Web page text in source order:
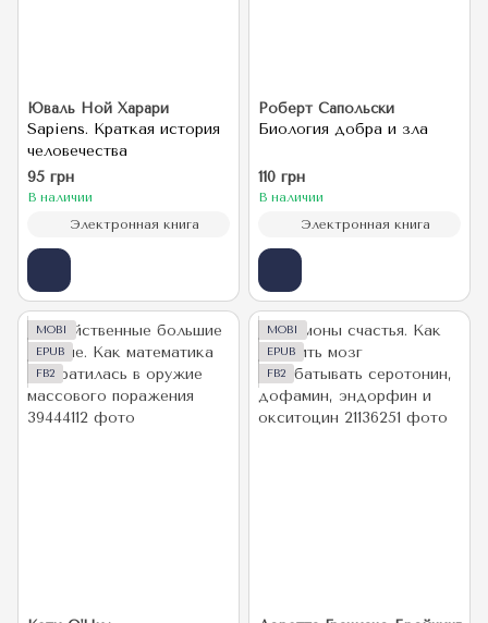
Юваль Ной Харари
Sapiens. Краткая история
человечества
95 грн
В наличии
Электронная книга
Роберт Сапольски
Биология добра и зла
110 грн
В наличии
Электронная книга
MOBI
EPUB
FB2
MOBI
EPUB
FB2